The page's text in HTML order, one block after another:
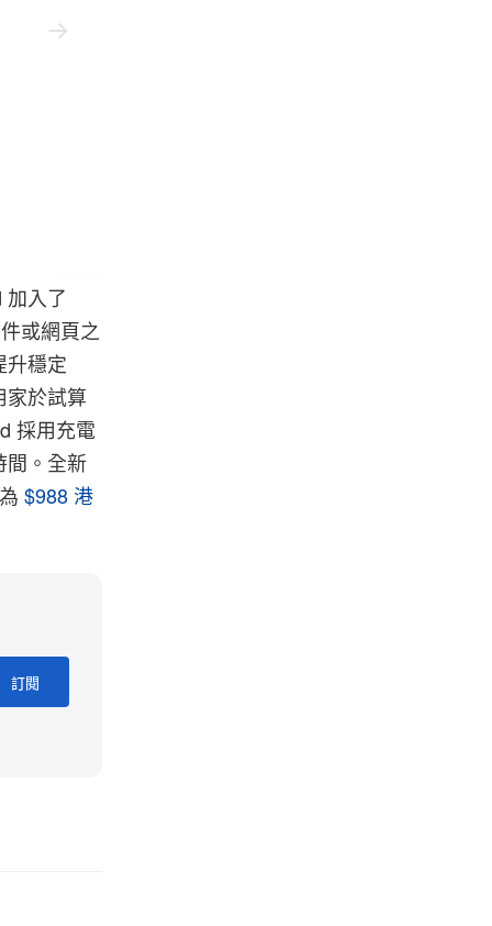
入了
或網頁之
升穩定
家於試算
採用充電
間。全新
$988 港
訂閱